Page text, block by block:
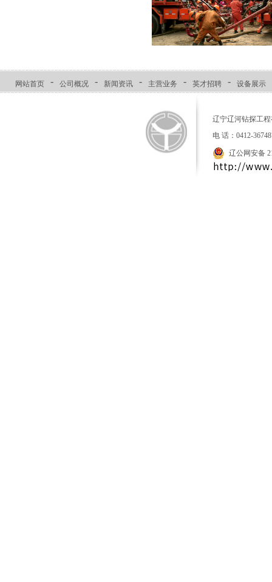
网站首页 - 公司概况 - 新闻资讯 - 主营业务 - 英才招聘 - 设备展示
辽宁辽河钻探工
电 话：0412-
辽公网安备